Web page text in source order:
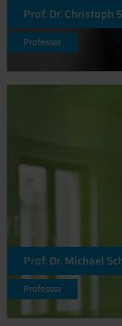
Prof. Dr. Christoph
Professor
Prof. Dr. Michael
Professor